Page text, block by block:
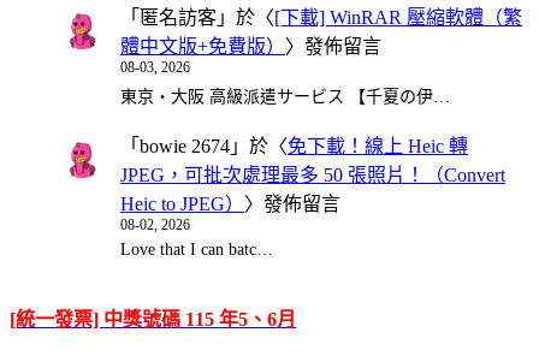
「 匿名訪客 」於〈[下載] WinRAR 壓縮軟體（繁
體中文版+免費版） 〉發佈留言
08-03, 2026
東京・大阪 高級派遣サービス 【千夏の伊…
「 bowie 2674 」於〈免下載！線上 Heic 轉
JPEG，可批次處理最多 50 張照片！（Convert
Heic to JPEG） 〉發佈留言
08-02, 2026
Love that I can batc…
[統一發票] 中獎號碼 115 年5、6月